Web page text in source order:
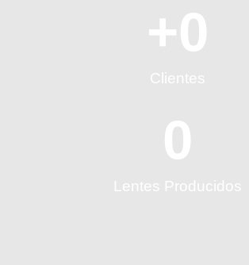
Clientes
+0
Lentes Producidos
0